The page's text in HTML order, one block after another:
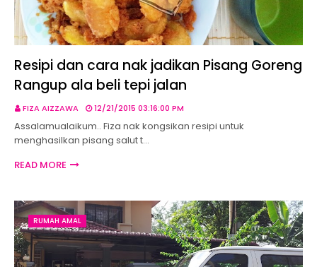
Resipi dan cara nak jadikan Pisang Goreng
Rangup ala beli tepi jalan
FIZA AIZZAWA 12/21/2015 03:16:00 PM
Assalamualaikum.. Fiza nak kongsikan resipi untuk
menghasilkan pisang salut t…
READ MORE
RUMAH AMAL